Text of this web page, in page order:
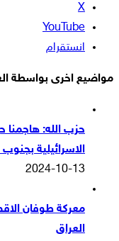
‫X
‫YouTube
انستقرام
مواضيع اخرى بواسطة
حزب الله: هاجمنا
الاسرائيلية بجنوب
2024-10-13
معركة طوفان
العراق